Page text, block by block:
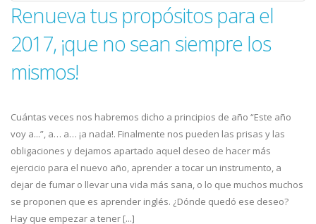
Renueva tus propósitos para el
2017, ¡que no sean siempre los
mismos!
Cuántas veces nos habremos dicho a principios de año “Este año
voy a...”, a… a… ¡a nada!. Finalmente nos pueden las prisas y las
obligaciones y dejamos apartado aquel deseo de hacer más
ejercicio para el nuevo año, aprender a tocar un instrumento, a
dejar de fumar o llevar una vida más sana, o lo que muchos muchos
se proponen que es aprender inglés. ¿Dónde quedó ese deseo?
Hay que empezar a tener [...]